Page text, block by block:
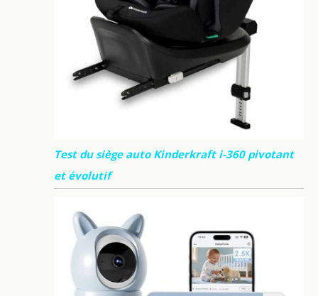
Test du siège auto Kinderkraft i-360 pivotant
et évolutif